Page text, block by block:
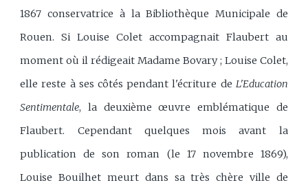
1867 conservatrice à la Bibliothèque Municipale de
Rouen. Si Louise Colet accompagnait Flaubert au
moment où il rédigeait Madame Bovary ; Louise Colet,
elle reste à ses côtés pendant l'écriture de L'Education
Sentimentale, la deuxième œuvre emblématique de
Flaubert. Cependant quelques mois avant la
publication de son roman (le 17 novembre 1869),
Louise Bouilhet meurt dans sa très chère ville de